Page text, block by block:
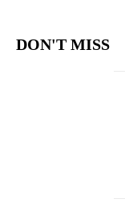
DON'T MISS